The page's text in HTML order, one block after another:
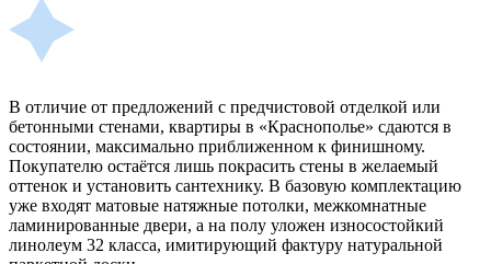
В отличие от предложений с предчистовой отделкой или
бетонными стенами, квартиры в «Краснополье» сдаются в
состоянии, максимально приближенном к финишному.
Покупателю остаётся лишь покрасить стены в желаемый
оттенок и установить сантехнику. В базовую комплектацию
уже входят матовые натяжные потолки, межкомнатные
ламинированные двери, а на полу уложен износостойкий
линолеум 32 класса, имитирующий фактуру натуральной